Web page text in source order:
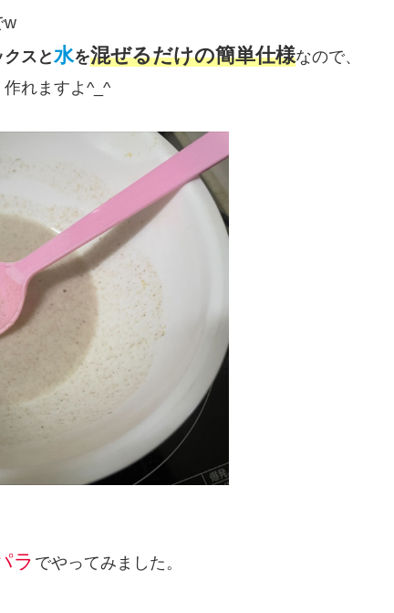
w
スと水を混ぜるだけの簡単仕様なので、
れますよ^_^
ラ でやってみました。